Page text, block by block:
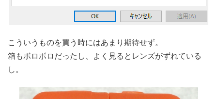
こういうものを買う時にはあまり期待せず。
箱もボロボロだったし、よく見るとレンズがずれている
し。